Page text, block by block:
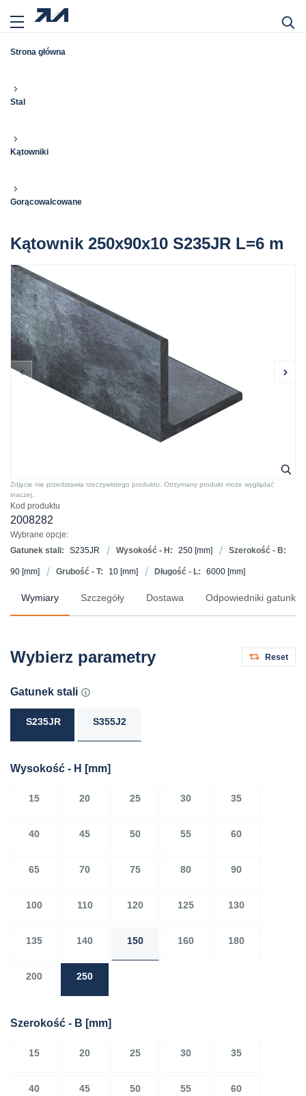
Strona główna
Stal
Kątowniki
Gorącowalcowane
Kątownik 250x90x10 S235JR L=6 m
Kod produktu
2008282
Wybrane opcje:
Gatunek stali:
S235JR Wysokość - H: 250 [mm] Szerokość - B:
90 [mm] Grubość - T: 10 [mm] Długość - L: 6000 [mm]
Zdjęcie nie przedstawia rzeczywistego produktu. Otrzymany produkt może wyglądać
inaczej.
Wymiary Szczegóły Dostawa Odpowiedniki
Wybierz parametry Reset
Gatunek stali
S235JR S355J2
Wysokość - H [mm]
15 20 25 30 35
40 45 50 55 60
65 70 75 80 90
100 110 120 125 130
135 140 150 160 180
200 250
Szerokość - B [mm]
15 20 25 30 35
40 45 50 55 60